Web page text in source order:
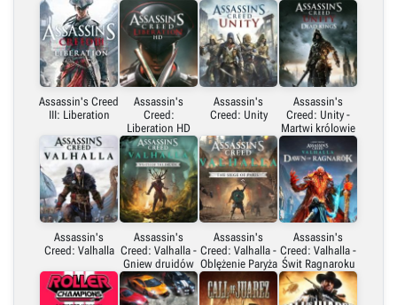
Assassin's Creed
III: Liberation
Assassin's
Creed:
Liberation HD
Assassin's
Creed: Unity
Assassin's
Creed: Unity -
Martwi królowie
Assassin's
Creed: Valhalla
Assassin's
Creed: Valhalla -
Gniew druidów
Assassin's
Creed: Valhalla -
Oblężenie Paryża
Assassin's
Creed: Valhalla -
Świt Ragnaroku